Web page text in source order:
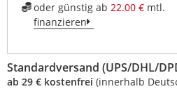
oder günstig ab 22.00 €mtl.
finanzieren
Standardversand (UPS/DHL/
ab 29 € kostenfrei (innerhalb